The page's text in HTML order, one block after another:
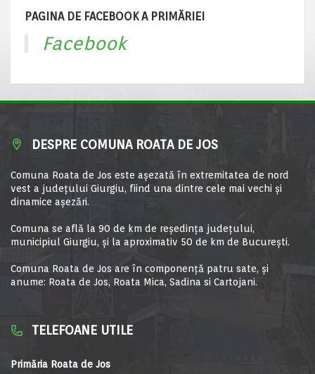
PAGINA DE FACEBOOK A PRIMĂRIEI
Facebook
DESPRE COMUNA ROATA DE JOS
Comuna Roata de Jos este aşezată în extremitatea de nord
vest a judeţului Giurgiu, fiind una dintre cele mai vechi şi
dinamice aşezări.
Comuna se află la 90 de km de reşedinţa judeţului,
municipiul Giurgiu, şi la aproximativ 50 de km de Bucureşti.
Comuna Roata de Jos are în componență patru sate, și
anume: Roata de Jos, Roata Mica, Sadina si Cartojani.
TELEFOANE UTILE
Primăria Roata de Jos